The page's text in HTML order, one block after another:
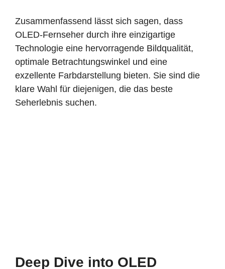
Zusammenfassend lässt sich sagen, dass
OLED-Fernseher durch ihre einzigartige
Technologie eine hervorragende Bildqualität,
optimale Betrachtungswinkel und eine
exzellente Farbdarstellung bieten. Sie sind die
klare Wahl für diejenigen, die das beste
Seherlebnis suchen.
Deep Dive into OLED